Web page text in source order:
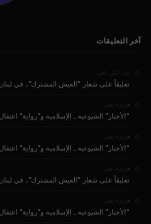
آخر التعليقات
بيار عقل على
تعليقاً على شعار “العيش المشترك”.. في
قارىء على
“الأخبار” الشيوعية ـ الإسلامية و”رواية”
قارىء على
“الأخبار” الشيوعية ـ الإسلامية و”رواية”
قارىء على
تعليقاً على شعار “العيش المشترك”.. في
قارىء على
“الأخبار” الشيوعية ـ الإسلامية و”رواية”